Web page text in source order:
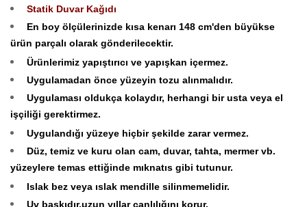
Statik Duvar Kağıdı
En boy ölçülerinizde kısa kenarı 148 cm'den büyükse
ürün parçalı olarak gönderilecektir.
Ürünlerimiz yapıştırıcı ve yapışkan içermez.
Uygulamadan önce yüzeyin tozu alınmalıdır.
Uygulaması oldukça kolaydır, herhangi bir usta veya el
işçiliği gerektirmez.
Uygulandığı yüzeye hiçbir şekilde zarar vermez.
Düz, temiz ve kuru olan cam, duvar, tahta, mermer vb.
yüzeylere temas ettiğinde mıknatıs gibi tutunur.
Islak bez veya ıslak mendille silinmemelidir.
Uv baskıdır,uzun yıllar canlılığını korur.